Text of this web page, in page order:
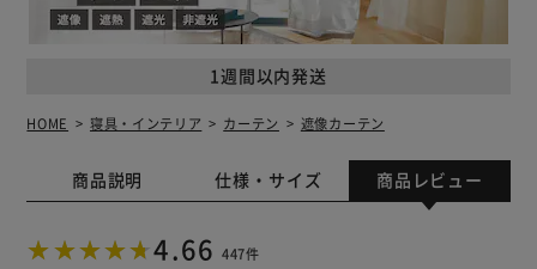
1週間以内発送
HOME 寝具・インテリア カーテン 遮像カーテン
商品説明 仕様・サイズ 商品レビュー
4.66 447件